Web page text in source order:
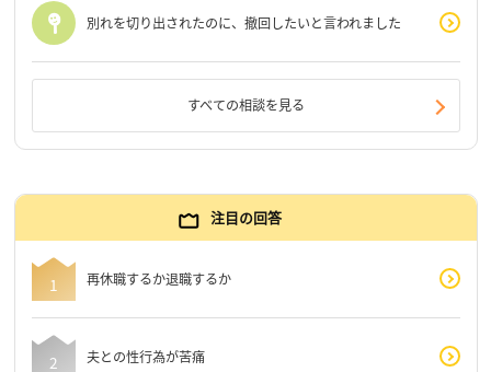
別れを切り出されたのに、撤回したいと言われました
すべての相談を見る
注目の回答
再休職するか退職するか
夫との性行為が苦痛